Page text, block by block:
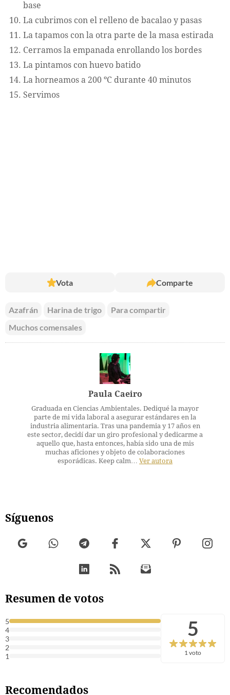
base
La cubrimos con el relleno de bacalao y pasas
La tapamos con la otra parte de la masa estirada
Cerramos la empanada enrollando los bordes
La pintamos con huevo batido
La horneamos a 200 ºC durante 40 minutos
Servimos
Vota Comparte
Azafrán Harina de trigo
Para compartir
Muchos comensales
Paula Caeiro
Graduada en Ciencias Ambientales. Dediqué la mayor
parte de mi vida laboral a asegurar estándares en la
industria alimentaria. Tras una pandemia y 17 años en
este sector, decidí dar un giro profesional y dedicarme a
aquello que, hasta entonces, había sido una de mis
muchas aficiones y objeto de colaboraciones
esporádicas. Keep calm… Ver autora
Síguenos
Resumen de votos
5
4
3
2
1
5
1 voto
Recomendados